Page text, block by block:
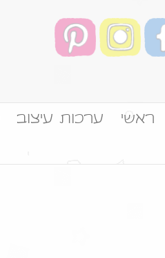
ראשי ערכות עיצוב